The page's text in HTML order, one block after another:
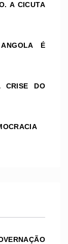
A CICUTA
É
CRISE DO